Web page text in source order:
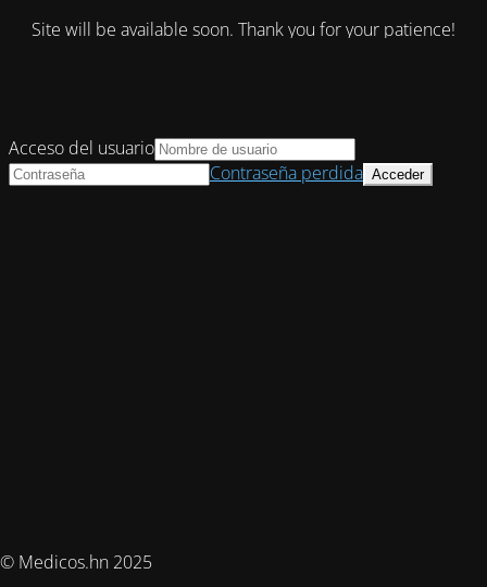
Site will be available soon. Thank you for your patience!
© Medicos.hn 2025
Acceso del usuario
Contraseña perdida